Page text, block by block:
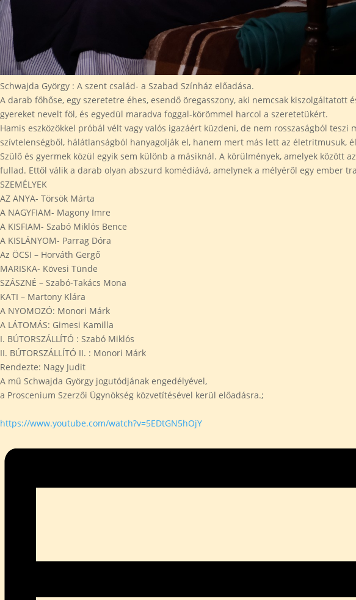
Schwajda György : A szent család- a Szabad Színház előadása.
A darab főhőse, egy szeretetre éhes, esendő öregasszony, aki nemcsak
gyereket nevelt föl, és egyedül maradva foggal-körömmel harcol a szeretetükért.
Hamis eszközökkel próbál vélt vagy valós igazáért küzdeni, de nem rosszaságból
szívtelenségből, hálátlanságból hanyagolják el, hanem mert más lett az életritmusuk,
Szülő és gyermek közül egyik sem különb a másiknál. A körülmények, amelyek között
fullad. Ettől válik a darab olyan abszurd komédiává, amelynek a mélyéről egy ember
SZEMÉLYEK
AZ ANYA- Törsök Márta
A NAGYFIAM- Magony Imre
A KISFIAM- Szabó Miklós Bence
A KISLÁNYOM- Parrag Dóra
Az ÖCSI – Horváth Gergő
MARISKA- Kövesi Tünde
SZÁSZNÉ – Szabó-Takács Mona
KATI – Martony Klára
A NYOMOZÓ: Monori Márk
A LÁTOMÁS: Gimesi Kamilla
I. BÚTORSZÁLLÍTÓ : Szabó Miklós
II. BÚTORSZÁLLÍTÓ II. : Monori Márk
Rendezte: Nagy Judit
A mű Schwajda György jogutódjának engedélyével,
a Proscenium Szerzői Ügynökség közvetítésével kerül előadásra.;
https://www.youtube.com/watch?v=5EDtGN5hOjY